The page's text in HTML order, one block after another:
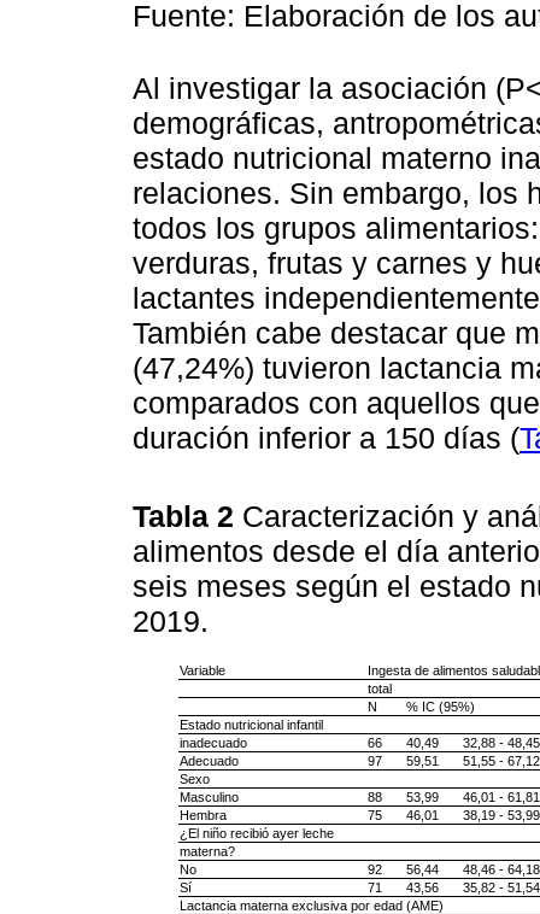
Fuente: Elaboración de los
Al investigar la asociación
demográficas,
estado nutricional materno
relaciones. Sin embargo, los
todos los grupos
verduras, frutas y carnes y
lactantes
También cabe destacar que
(47,24%) tuvieron lactancia
comparados con aquellos
duración inferior a 150 días (
Tabla 2 Caracterización y
alimentos desde el día
seis meses según el estado
2019.
Variable
Ingesta de alimentos
total
N
% IC (95%)
Estado nutricional infantil
inadecuado
66 40,49
32,88 - 48,45
Adecuado
97 59,51
51,55 - 67,12
Sexo
Masculino
88 53,99
46,01 - 61,81
Hembra
75 46,01
38,19 - 53,99
¿El niño recibió ayer leche
materna?
No
92 56,44
48,46 - 64,18
Sí
71 43,56
35,82 - 51,54
Lactancia materna exclusiva por edad (AME)